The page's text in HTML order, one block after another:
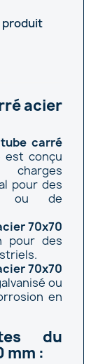
produit
acier
carré
est conçu
pour des
ou de
70x70
pour des
70x70
ou
en
du
mm :